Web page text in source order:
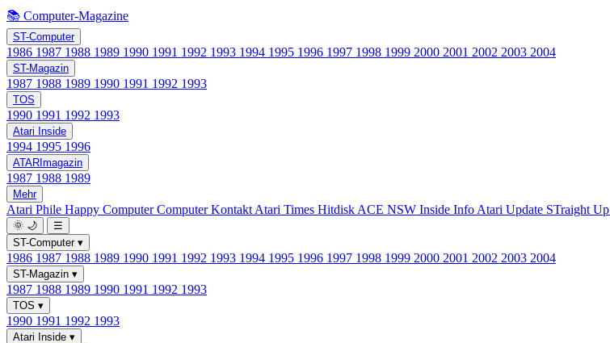
📚 Computer-Magazine
ST-Computer
1986 1987 1988 1989 1990 1991 1992 1993 1994 1995 1996 1997 1998 1999 2000 2001 2002 2003 2004
ST-Magazin
1987 1988 1989 1990 1991 1992 1993
TOS
1990 1991 1992 1993
Atari Inside
1994 1995 1996
ATARImagazin
1987 1988 1989
Mehr
Atari Phile Happy ComputerComputer Kontakt Atari Times Hitdisk ACE NSW Inside Info Atari Update STraight Up
🌞 🌙
☰
ST-Computer ▾
1986 1987 1988 1989 1990 1991 1992 1993 1994 1995 1996 1997 1998 1999 2000 2001 2002 2003 2004
ST-Magazin ▾
1987 1988 1989 1990 1991 1992 1993
TOS ▾
1990 1991 1992 1993
Atari Inside ▾